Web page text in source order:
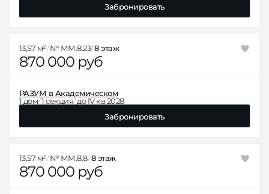
Забронировать
870 000 руб
13,57 м² № ММ.8.23 8 этаж
РАЗУМ в Академическом
1 дом 1 секция до IV кв 2028
Забронировать
870 000 руб
13,57 м² № ММ.8.8 8 этаж